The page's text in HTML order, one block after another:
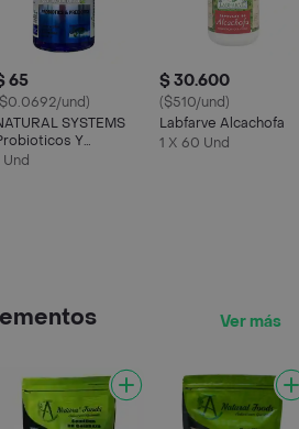
65
und)
SYSTEMS
Y
X120
Und
$ 30.600
($510/und)
Labfarve Alcachofa
1 X 60 Und
Ver más